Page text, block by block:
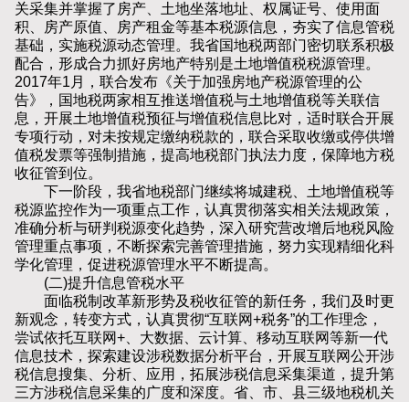
关采集并掌握了房产、土地坐落地址、权属证号、使用面
积、房产原值、房产租金等基本税源信息，夯实了信息管税
基础，实施税源动态管理。我省国地税两部门密切联系积极
配合，形成合力抓好房地产特别是土地增值税税源管理。
2017年1月，联合发布《关于加强房地产税源管理的公
告》，国地税两家相互推送增值税与土地增值税等关联信
息，开展土地增值税预征与增值税信息比对，适时联合开展
专项行动，对未按规定缴纳税款的，联合采取收缴或停供增
值税发票等强制措施，提高地税部门执法力度，保障地方税
收征管到位。
下一阶段，我省地税部门继续将城建税、土地增值税等
税源监控作为一项重点工作，认真贯彻落实相关法规政策，
准确分析与研判税源变化趋势，深入研究营改增后地税风险
管理重点事项，不断探索完善管理措施，努力实现精细化科
学化管理，促进税源管理水平不断提高。
(二)提升信息管税水平
面临税制改革新形势及税收征管的新任务，我们及时更
新观念，转变方式，认真贯彻“互联网+税务”的工作理念，
尝试依托互联网+、大数据、云计算、移动互联网等新一代
信息技术，探索建设涉税数据分析平台，开展互联网公开涉
税信息搜集、分析、应用，拓展涉税信息采集渠道，提升第
三方涉税信息采集的广度和深度。省、市、县三级地税机关